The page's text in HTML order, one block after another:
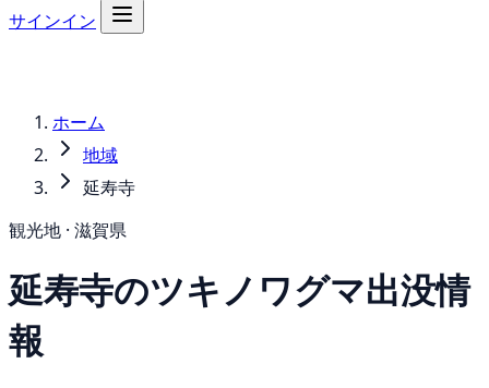
サインイン
ホーム
地域
延寿寺
観光地 · 滋賀県
延寿寺のツキノワグマ出没情
報